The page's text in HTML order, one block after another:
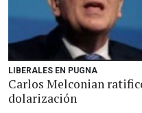
LIBERALES EN PUGNA
Carlos Melconian
dolarización